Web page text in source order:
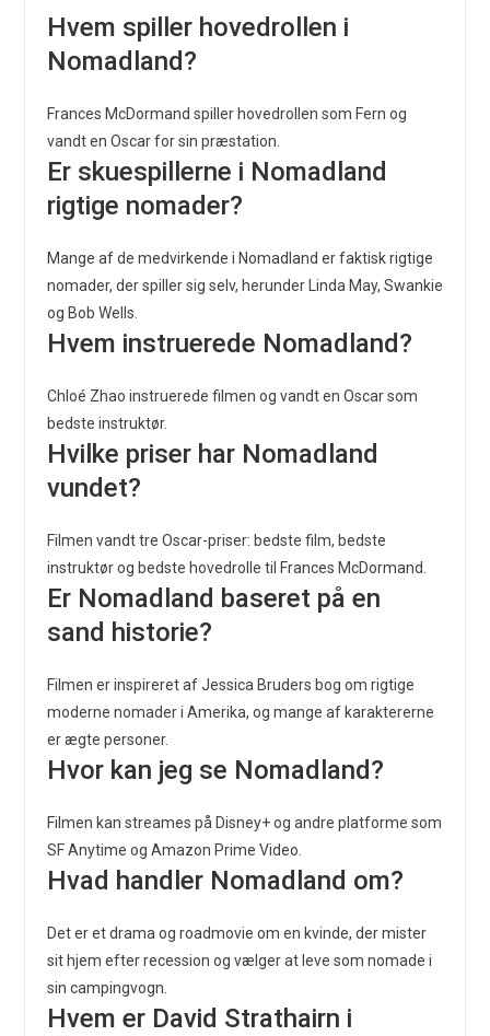
Hvem spiller hovedrollen i
Nomadland?
Frances McDormand spiller hovedrollen som Fern og
vandt en Oscar for sin præstation.
Er skuespillerne i Nomadland
rigtige nomader?
Mange af de medvirkende i Nomadland er faktisk rigtige
nomader, der spiller sig selv, herunder Linda May, Swankie
og Bob Wells.
Hvem instruerede Nomadland?
Chloé Zhao instruerede filmen og vandt en Oscar som
bedste instruktør.
Hvilke priser har Nomadland
vundet?
Filmen vandt tre Oscar-priser: bedste film, bedste
instruktør og bedste hovedrolle til Frances McDormand.
Er Nomadland baseret på en
sand historie?
Filmen er inspireret af Jessica Bruders bog om rigtige
moderne nomader i Amerika, og mange af karaktererne
er ægte personer.
Hvor kan jeg se Nomadland?
Filmen kan streames på Disney+ og andre platforme som
SF Anytime og Amazon Prime Video.
Hvad handler Nomadland om?
Det er et drama og roadmovie om en kvinde, der mister
sit hjem efter recession og vælger at leve som nomade i
sin campingvogn.
Hvem er David Strathairn i